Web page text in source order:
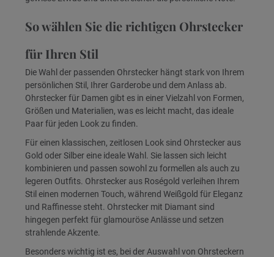
So wählen Sie die richtigen Ohrstecker
für Ihren Stil
Die Wahl der passenden Ohrstecker hängt stark von Ihrem
persönlichen Stil, Ihrer Garderobe und dem Anlass ab.
Ohrstecker für Damen gibt es in einer Vielzahl von Formen,
Größen und Materialien, was es leicht macht, das ideale
Paar für jeden Look zu finden.
Für einen klassischen, zeitlosen Look sind Ohrstecker aus
Gold oder Silber eine ideale Wahl. Sie lassen sich leicht
kombinieren und passen sowohl zu formellen als auch zu
legeren Outfits. Ohrstecker aus Roségold verleihen Ihrem
Stil einen modernen Touch, während Weißgold für Eleganz
und Raffinesse steht. Ohrstecker mit Diamant sind
hingegen perfekt für glamouröse Anlässe und setzen
strahlende Akzente.
Besonders wichtig ist es, bei der Auswahl von Ohrsteckern